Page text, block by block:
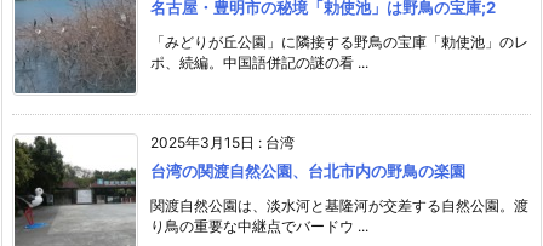
名古屋・豊明市の秘境「勅使池」は野鳥の宝庫;2
「みどりが丘公園」に隣接する野鳥の宝庫「勅使池」のレ
ポ、続編。中国語併記の謎の看 ...
2025年3月15日 : 台湾
台湾の関渡自然公園、台北市内の野鳥の楽園
関渡自然公園は、淡水河と基隆河が交差する自然公園。渡
り鳥の重要な中継点でバードウ ...